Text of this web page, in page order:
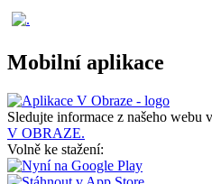
Mobilní aplikace
Sledujte informace z našeho webu v
V OBRAZE.
Volně ke stažení: